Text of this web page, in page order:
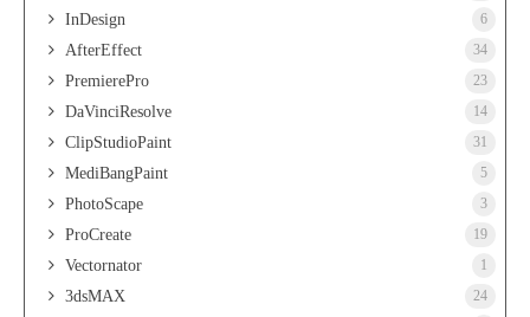
InDesign 6
AfterEffect 34
PremierePro 23
DaVinciResolve 14
ClipStudioPaint 31
MediBangPaint 5
PhotoScape 3
ProCreate 19
Vectornator 1
3dsMAX 24